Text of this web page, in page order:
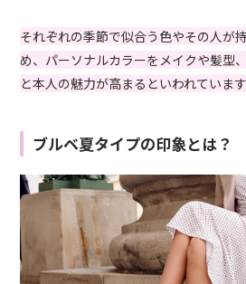
それぞれの季節で似合う色やその人が
め、パーソナルカラーをメイクや髪型
と本人の魅力が高まるといわれています
ブルベ夏タイプの印象とは？